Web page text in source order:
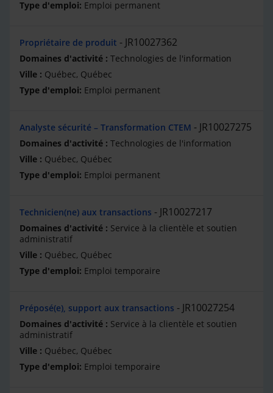
Emploi permanent
Propriétaire de produit JR10027362
Technologies de l'information
Québec, Québec
Emploi permanent
Analyste sécurité – Transformation CTEM JR10027275
Technologies de l'information
Québec, Québec
Emploi permanent
Technicien(ne) aux transactions JR10027217
Service à la clientèle et soutien
administratif
Québec, Québec
Emploi temporaire
Préposé(e), support aux transactions JR10027254
Service à la clientèle et soutien
administratif
Québec, Québec
Emploi temporaire